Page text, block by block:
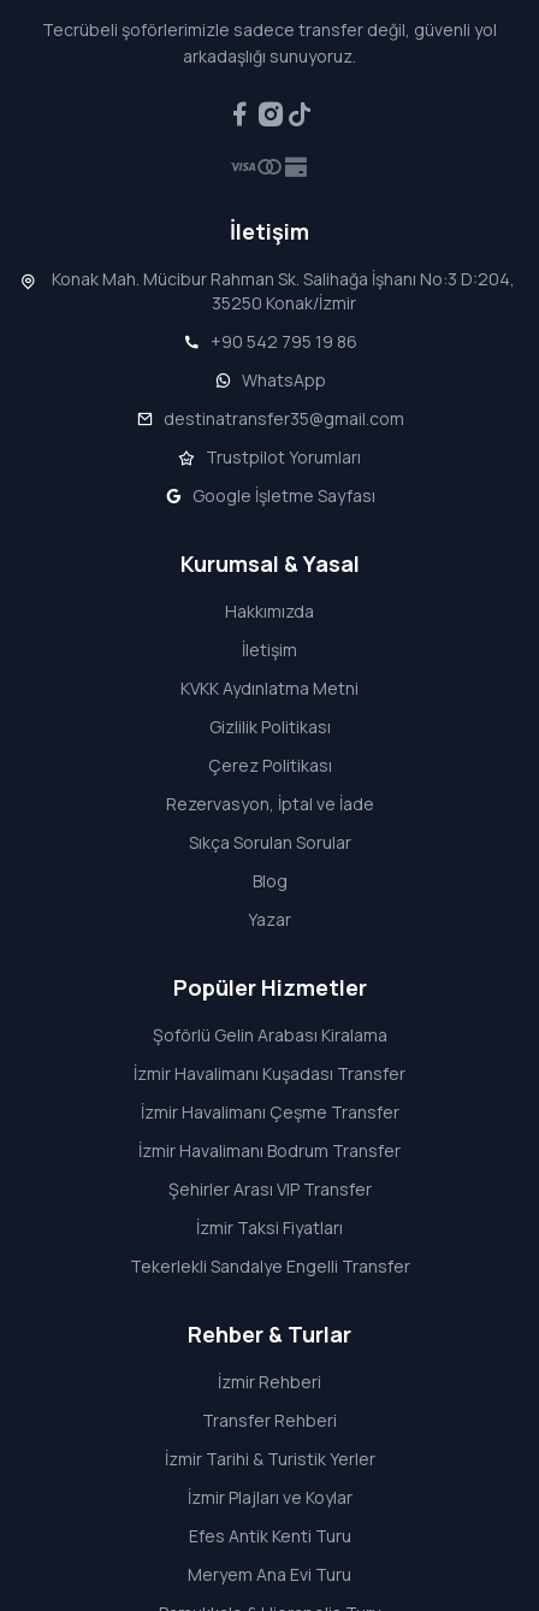
Tecrübeli şoförlerimizle sadece transfer değil, güvenli yol
arkadaşlığı sunuyoruz.
İletişim
Konak Mah. Mücibur Rahman Sk. Salihağa İşhanı No:3 D:204,
35250 Konak/İzmir
+90 542 795 19 86
WhatsApp
destinatransfer35@gmail.com
Trustpilot Yorumları
Google İşletme Sayfası
Kurumsal & Yasal
Hakkımızda
İletişim
KVKK Aydınlatma Metni
Gizlilik Politikası
Çerez Politikası
Rezervasyon, İptal ve İade
Sıkça Sorulan Sorular
Blog
Yazar
Popüler Hizmetler
Şoförlü Gelin Arabası Kiralama
İzmir Havalimanı Kuşadası Transfer
İzmir Havalimanı Çeşme Transfer
İzmir Havalimanı Bodrum Transfer
Şehirler Arası VIP Transfer
İzmir Taksi Fiyatları
Tekerlekli Sandalye Engelli Transfer
Rehber & Turlar
İzmir Rehberi
Transfer Rehberi
İzmir Tarihi & Turistik Yerler
İzmir Plajları ve Koylar
Efes Antik Kenti Turu
Meryem Ana Evi Turu